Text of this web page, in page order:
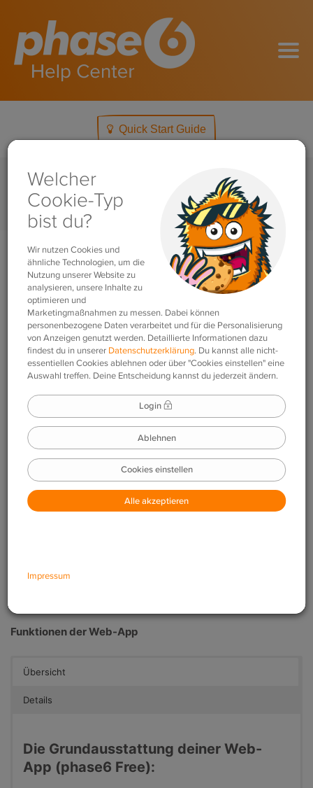
Quick Start Guide
Home Produkte & Preise Die Apps: Web-App & Mobile-App
Search
Die Apps: Web-App & Mobile-
App
Mit phase6 lernst du über eine unserer Apps.
Mobile-App– Für Tablet & Smartphone mit Android
oder iOS.
Der Funktionsumfang beider Apps variiert je nachdem, ob
du die phase6 PLUS-Funktionen verwendest oder nicht.
Web-App
Mobile-App
auf dein Lerncenter – zu Hause, in der Schule oder bei
Funktionen der Web-App
Übersicht
Details
Die Grundausstattung deiner Web-
App (phase6 Free):